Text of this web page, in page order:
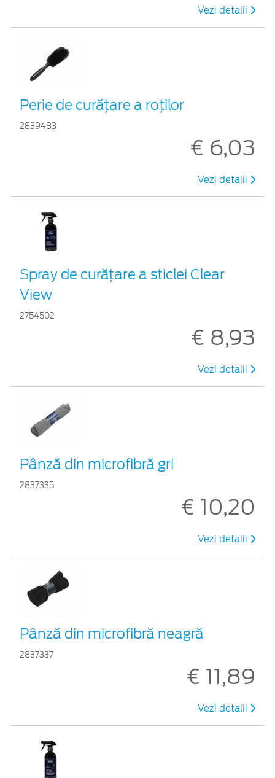
Vezi detalii
Perie de curățare a roților
2839483
€ 6,03
Vezi detalii
Spray de curățare a sticlei Clear
View
2754502
€ 8,93
Vezi detalii
Pânză din microfibră gri
2837335
€ 10,20
Vezi detalii
Pânză din microfibră neagră
2837337
€ 11,89
Vezi detalii